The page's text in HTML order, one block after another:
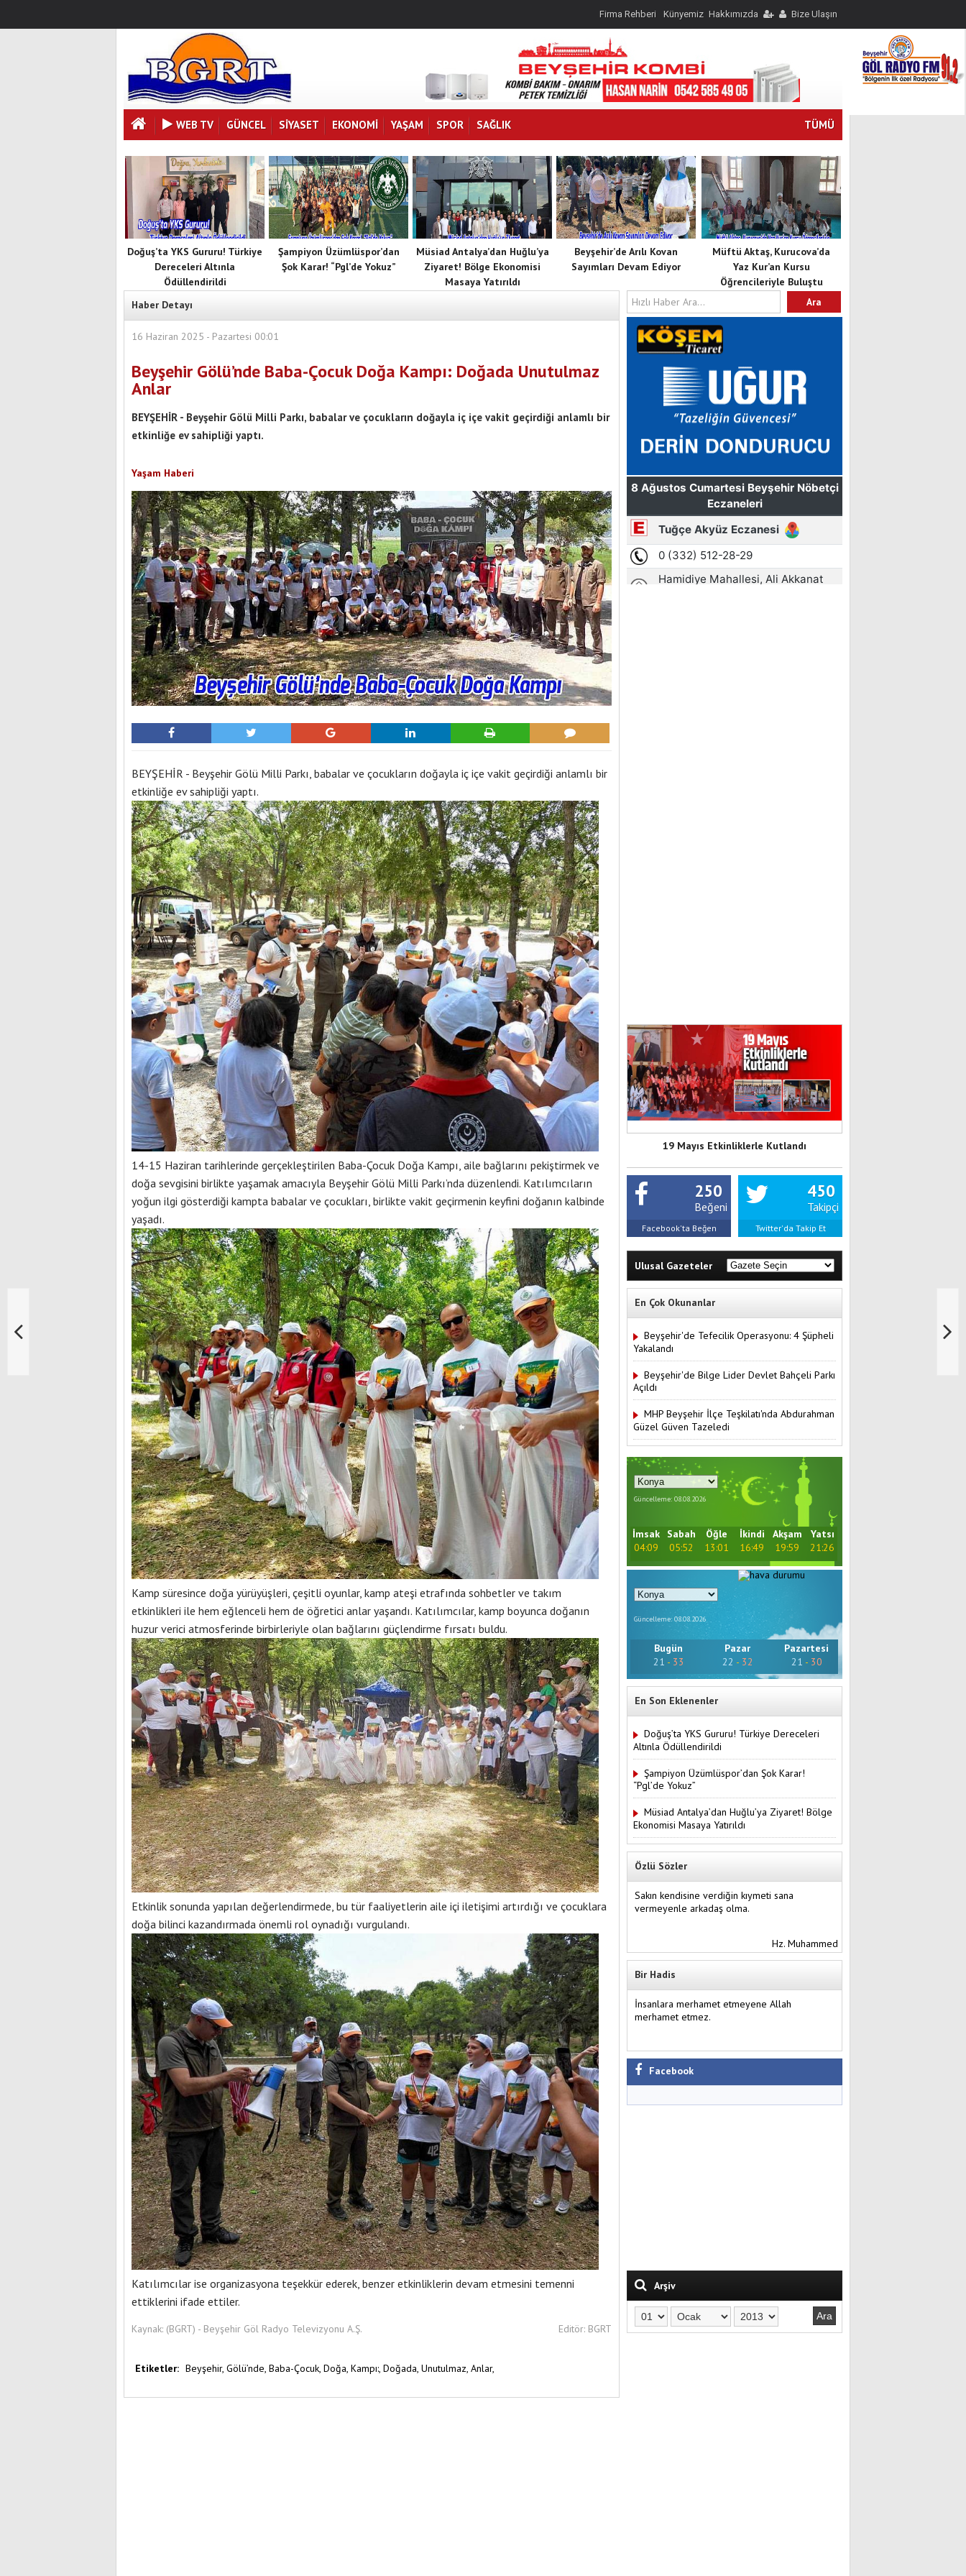
Firma Rehberi Künyemiz Hakkımızda Bize Ulaşın
WEB TV GÜNCEL SIYASET EKONOMI YAŞAM SPOR SAĞLIK TÜMÜ
Doğuş’ta YKS Gururu! Türkiye
Dereceleri Altınla
Ödüllendirildi
Şampiyon Üzümlüspor’dan
Şok Karar! “Pgl’de Yokuz”
Müsiad Antalya’dan Huğlu’ya
Ziyaret! Bölge Ekonomisi
Masaya Yatırıldı
Müftü Aktaş, Kurucova’da
Yaz Kur’an Kursu
Öğrencileriyle Buluştu
Beyşehir’de Arılı Kovan
Sayımları Devam Ediyor
Haber Detayı
16 Haziran 2025 - Pazartesi 00:01
Beyşehir Gölü’nde Baba-Çocuk Doğa Kampı: Doğada Unutulmaz
Anlar
BEYŞEHİR - Beyşehir Gölü Milli Parkı, babalar ve çocukların doğayla iç içe vakit geçirdiği anlamlı bir
etkinliğe ev sahipliği yaptı.
Yaşam Haberi
BEYŞEHİR - Beyşehir Gölü Milli Parkı, babalar ve çocukların doğayla iç içe vakit geçirdiği anlamlı bir
etkinliğe ev sahipliği yaptı.
14-15 Haziran tarihlerinde gerçekleştirilen Baba-Çocuk Doğa Kampı, aile bağlarını pekiştirmek ve
doğa sevgisini birlikte yaşamak amacıyla Beyşehir Gölü Milli Parkı’nda düzenlendi. Katılımcıların
yoğun ilgi gösterdiği kampta babalar ve çocukları, birlikte vakit geçirmenin keyfini doğanın kalbinde
yaşadı.
Kamp süresince doğa yürüyüşleri, çeşitli oyunlar, kamp ateşi etrafında sohbetler ve takım
etkinlikleri ile hem eğlenceli hem de öğretici anlar yaşandı. Katılımcılar, kamp boyunca doğanın
huzur verici atmosferinde birbirleriyle olan bağlarını güçlendirme fırsatı buldu.
Etkinlik sonunda yapılan değerlendirmede, bu tür faaliyetlerin aile içi iletişimi artırdığı ve çocuklara
doğa bilinci kazandırmada önemli rol oynadığı vurgulandı.
Katılımcılar ise organizasyona teşekkür ederek, benzer etkinliklerin devam etmesini temenni
ettiklerini ifade ettiler.
Kaynak: (BGRT) - Beyşehir Göl Radyo Televizyonu A.Ş. Editör: BGRT
Etiketler: Beyşehir, Gölü’nde, Baba-Çocuk, Doğa, Kampı:, Doğada, Unutulmaz, Anlar,
19 Mayıs Etkinliklerle Kutlandı
250
Beğeni
Facebook'ta Beğen
450
Takipçi
Twitter'da Takip Et
Ulusal Gazeteler
En Çok Okunanlar
Beyşehir'de Tefecilik Operasyonu: 4 Şüpheli
Yakalandı
Beyşehir'de Bilge Lider Devlet Bahçeli Parkı
Açıldı
MHP Beyşehir İlçe Teşkilatı'nda Abdurahman
Güzel Güven Tazeledi
Güncelleme: 08.08.2026
İmsak
04:09
Sabah
05:52
Öğle
13:01
İkindi
16:49
Akşam
19:59
Yatsı
21:26
Güncelleme: 08.08.2026
Bugün
21 - 33
Pazar
22 - 32
Pazartesi
21 - 30
En Son Eklenenler
Doğuş’ta YKS Gururu! Türkiye Dereceleri
Altınla Ödüllendirildi
Şampiyon Üzümlüspor’dan Şok Karar!
“Pgl’de Yokuz”
Müsiad Antalya’dan Huğlu’ya Ziyaret! Bölge
Ekonomisi Masaya Yatırıldı
Özlü Sözler
Sakın kendisine verdiğin kıymeti sana
vermeyenle arkadaş olma.
Hz. Muhammed
Bir Hadis
İnsanlara merhamet etmeyene Allah
merhamet etmez.
Facebook
Arşiv